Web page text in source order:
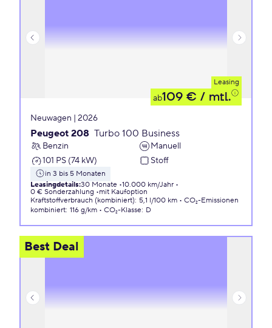
Leasing
ab109 € / mtl.
Neuwagen | 2026
Peugeot 208 Turbo 100 Business
Benzin
Manuell
101 PS (74 kW)
Stoff
in 3 bis 5 Monaten
Leasingdetails:30 Monate 10.000 km/Jahr
0 € Sonderzahlung
mit Kaufoption
Kraftstoffverbrauch (kombiniert): 5,1 l/100 km
CO₂-Emissionen
kombiniert: 116 g/km CO₂-Klasse: D
Best Deal